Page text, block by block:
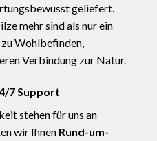
geliefert.
mehr sind als nur ein
Wohlbefinden,
Verbindung zur Natur.
7 Support
stehen für uns an
wir Ihnen Rund-um-